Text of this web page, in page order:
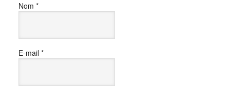
Nom *
E-mail *